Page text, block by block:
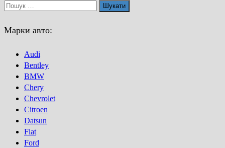
Пошук:
Марки авто:
Audi
Bentley
BMW
Chery
Chevrolet
Citroen
Datsun
Fiat
Ford